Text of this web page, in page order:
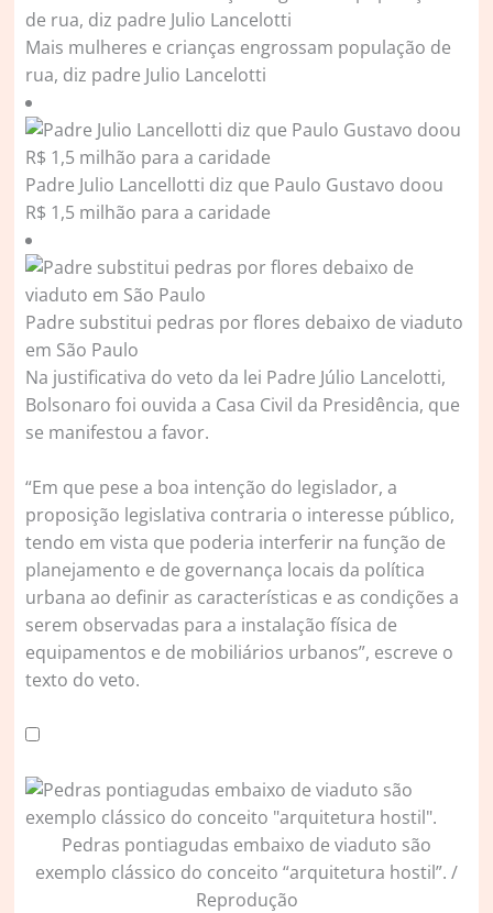
Mais mulheres e crianças engrossam população de
rua, diz padre Julio Lancelotti
Padre Julio Lancellotti diz que Paulo Gustavo doou
R$ 1,5 milhão para a caridade
Padre substitui pedras por flores debaixo de viaduto
em São Paulo
Na justificativa do veto da lei Padre Júlio Lancelotti,
Bolsonaro foi ouvida a Casa Civil da Presidência, que
se manifestou a favor.
“Em que pese a boa intenção do legislador, a
proposição legislativa contraria o interesse público,
tendo em vista que poderia interferir na função de
planejamento e de governança locais da política
urbana ao definir as características e as condições a
serem observadas para a instalação física de
equipamentos e de mobiliários urbanos”, escreve o
texto do veto.
Pedras pontiagudas embaixo de viaduto são
exemplo clássico do conceito “arquitetura hostil”. /
Reprodução